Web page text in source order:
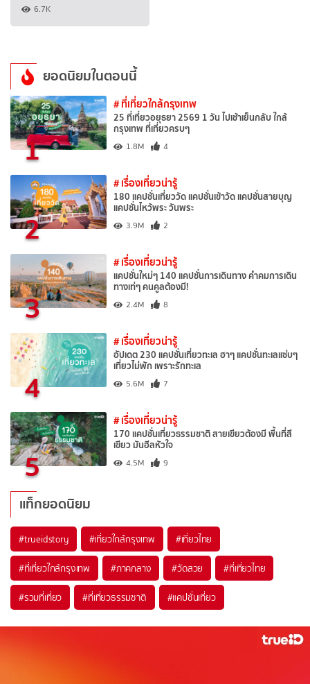
6.7K
ยอดนิยมในตอนนี้
1
# ที่เที่ยวใกล้กรุงเทพ
25 ที่เที่ยวอยุธยา 2569 1 วัน ไปเช้าเย็นกลับ ใกล้
กรุงเทพ ที่เที่ยวครบๆ
1.8M 4
2
# เรื่องเที่ยวน่ารู้
180 แคปชั่นเที่ยววัด แคปชั่นเข้าวัด แคปชั่นสายบุญ
แคปชั่นไหว้พระ วันพระ
3.9M 2
3
# เรื่องเที่ยวน่ารู้
แคปชั่นใหม่ๆ 140 แคปชั่นการเดินทาง คำคมการเดิน
ทางเท่ๆ คนคูลต้องมี!
2.4M 8
4
# เรื่องเที่ยวน่ารู้
อัปเดต 230 แคปชั่นเที่ยวทะเล ฮาๆ แคปชั่นทะเลแซ่บๆ
เที่ยวไม่พัก เพราะรักทะเล
5.6M 7
5
# เรื่องเที่ยวน่ารู้
170 แคปชั่นเที่ยวธรรมชาติ สายเขียวต้องมี พื้นที่สี
เขียว มันฮีลหัวใจ
4.5M 9
แท็กยอดนิยม
#trueidstory #เที่ยวใกล้กรุงเทพ #เที่ยวไทย
#ที่เที่ยวใกล้กรุงเทพ #ภาคกลาง #วัดสวย #ที่เที่ยวไทย
#รวมที่เที่ยว #ที่เที่ยวธรรมชาติ #แคปชั่นเที่ยว